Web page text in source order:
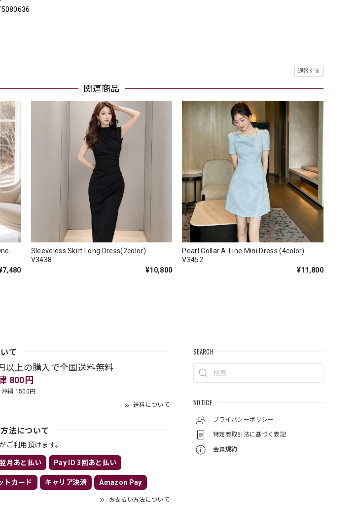
通報する
関連商品
Sleeveless Skirt Long Dress(2color)
V3438
¥10,800
Pearl Collar A-Line Mini Dress (4color)
V3452
¥11,800
て
以上の購入で全国送料無料
800円
沖縄 1500円
送料について
法について
ご利用頂けます。
月あと払い Pay ID 3回あと払い
トカード キャリア決済 Amazon Pay
お支払い方法について
SEARCH
NOTICE
プライバシーポリシー
特定商取引法に基づく表記
会員規約